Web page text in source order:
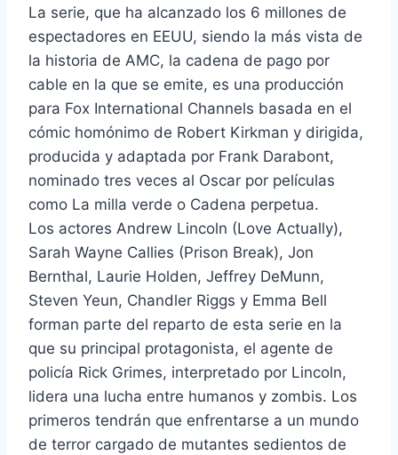
La serie, que ha alcanzado los 6 millones de
espectadores en EEUU, siendo la más vista de
la historia de AMC, la cadena de pago por
cable en la que se emite, es una producción
para Fox International Channels basada en el
cómic homónimo de Robert Kirkman y dirigida,
producida y adaptada por Frank Darabont,
nominado tres veces al Oscar por películas
como La milla verde o Cadena perpetua.
Los actores Andrew Lincoln (Love Actually),
Sarah Wayne Callies (Prison Break), Jon
Bernthal, Laurie Holden, Jeffrey DeMunn,
Steven Yeun, Chandler Riggs y Emma Bell
forman parte del reparto de esta serie en la
que su principal protagonista, el agente de
policía Rick Grimes, interpretado por Lincoln,
lidera una lucha entre humanos y zombis. Los
primeros tendrán que enfrentarse a un mundo
de terror cargado de mutantes sedientos de